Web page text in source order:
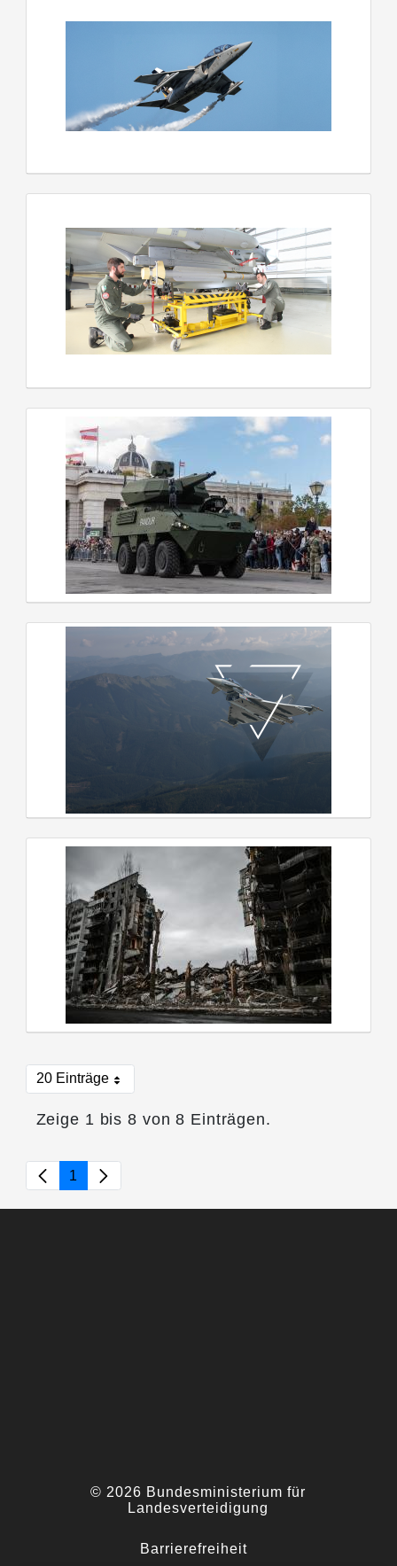
20 Einträge
Pro Seite
Zeige 1 bis 8 von 8 Einträgen.
Seite
1
© 2026 Bundesministerium für
Landesverteidigung
Barrierefreiheit